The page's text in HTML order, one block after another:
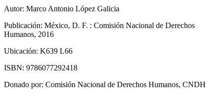
Autor: Marco Antonio López Galicia
Publicación: México, D. F. : Comisión Nacional de Derechos
Humanos, 2016
Ubicación: K639 L66
ISBN: 9786077292418
Donado por: Comisión Nacional de Derechos Humanos, CNDH